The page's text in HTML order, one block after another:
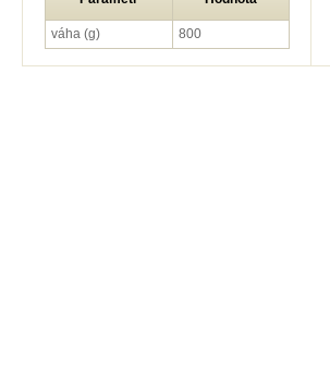
váha (g) 800